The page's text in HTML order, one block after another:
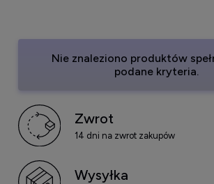
Nie znaleziono produktów
podane kryteria.
Zwrot
14 dni na zwrot zakupów
Wysyłka